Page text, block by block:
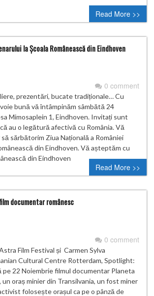
Read More >>
la Școala Românească din Eindhoven
0 comment
prezentări, bucate tradiționale… Cu
bună vă întâmpinăm sâmbătă 24
Mimosaplein 1, Eindhoven. Invitați sunt
au o legătură afectivă cu România. Vă
sărbătorim Ziua Națională a României
din Eindhoven. Vă așteptăm cu
din Eindhoven
Read More >>
documentar românesc
0 comment
Film Festival și Carmen Sylva
Cultural Centre Rotterdam, Spotlight:
pe 22 Noiembrie filmul documentar Planeta
oraș minier din Transilvania, un fost miner
folosește orașul ca pe o pânză de